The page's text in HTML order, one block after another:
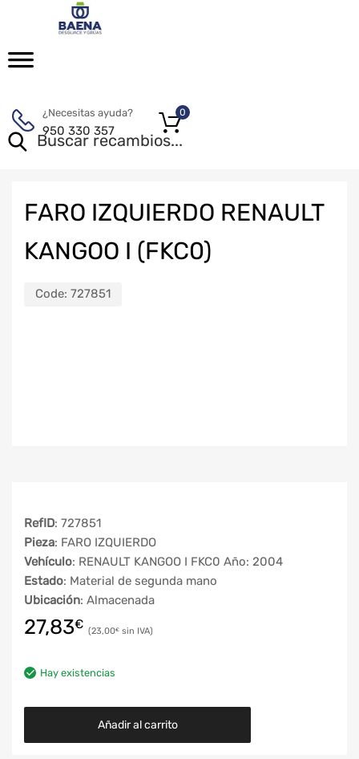
¿Necesitas ayuda?
950 330 357
0
FARO IZQUIERDO RENAULT
KANGOO I (FKC0)
Code: 727851
RefID: 727851
Pieza: FARO IZQUIERDO
Vehículo: RENAULT KANGOO I FKC0 Año: 2004
Estado: Material de segunda mano
Ubicación: Almacenada
27,83€ 23,00€
Hay existencias
Añadir al carrito